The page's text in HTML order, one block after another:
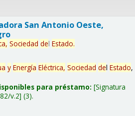
San Antonio Oeste,
Sociedad del Estado.
y Energía Eléctrica, Sociedad del Estado,
para préstamo: Signatura
v.2 (3).